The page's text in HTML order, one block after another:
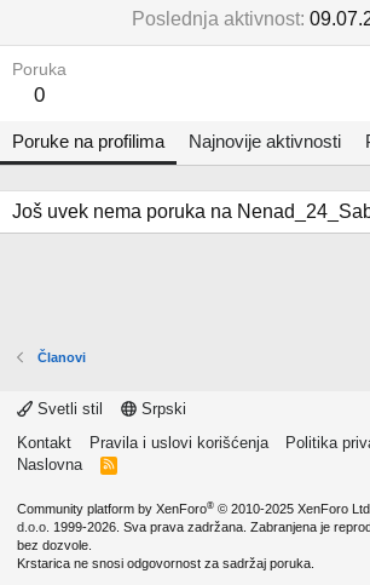
Poslednja aktivnost
Poruka
0
Poruke na profilima Najnovije aktivnosti
Još uvek nema poruka na
Članovi
Svetli stil
Srpski
Kontakt
Pravila i uslovi korišćenja Politika
Naslovna
R
Community platform by XenForo® © 2010-2025 XenForo Ltd.
d.o.o. 1999-2026. Sva prava zadržana. Zabranjena je
bez dozvole.
Krstarica ne snosi odgovornost za sadržaj poruka.